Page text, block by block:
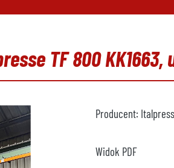
TF 800 KK1663,
Producent:
Widok PDF